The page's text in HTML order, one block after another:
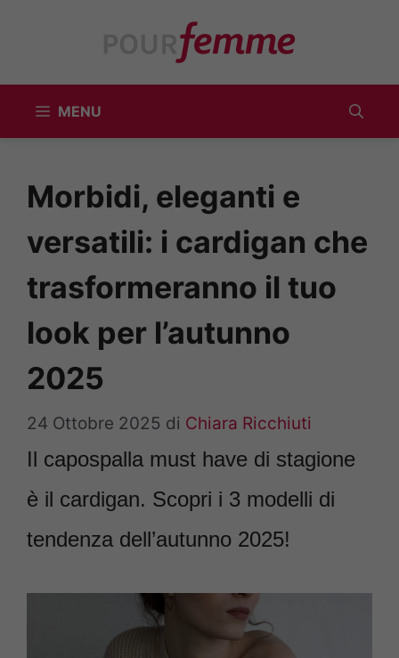
MENU
Morbidi, eleganti e
versatili: i cardigan che
trasformeranno il tuo
look per l’autunno
2025
24 Ottobre 2025 di Chiara Ricchiuti
Il capospalla must have di stagione
è il cardigan. Scopri i 3 modelli di
tendenza dell’autunno 2025!